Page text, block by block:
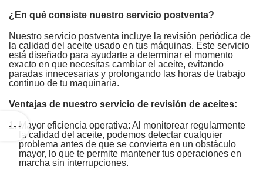
¿En qué consiste nuestro servicio postventa?
Nuestro servicio postventa incluye la revisión periódica de
la calidad del aceite usado en tus máquinas. Este servicio
está diseñado para ayudarte a determinar el momento
exacto en que necesitas cambiar el aceite, evitando
paradas innecesarias y prolongando las horas de trabajo
continuo de tu maquinaria.
Ventajas de nuestro servicio de revisión de aceites:
Mayor eficiencia operativa: Al monitorear regularmente
la calidad del aceite, podemos detectar cualquier
problema antes de que se convierta en un obstáculo
mayor, lo que te permite mantener tus operaciones en
marcha sin interrupciones.